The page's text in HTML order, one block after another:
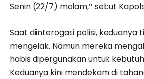
Senin (22/7) malam,’’ sebut
Saat diinterogasi polisi, keduanya
mengelak. Namun mereka
habis dipergunakan untuk
Keduanya kini mendekam di